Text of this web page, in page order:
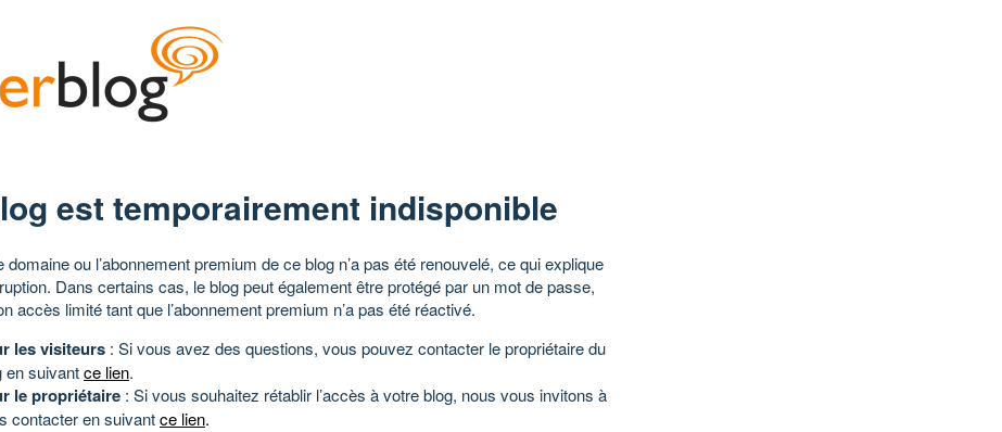
est temporairement indisponible
domaine ou l’abonnement premium de ce blog n’a pas été renouvelé, ce qui explique
Dans certains cas, le blog peut également être protégé par un mot de passe,
accès limité tant que l’abonnement premium n’a pas été réactivé.
les visiteurs : Si vous avez des questions, vous pouvez contacter le propriétaire du
en suivantce lien.
le propriétaire : Si vous souhaitez rétablir l’accès à votre blog, nous vous invitons à
contacter en suivantce lien.